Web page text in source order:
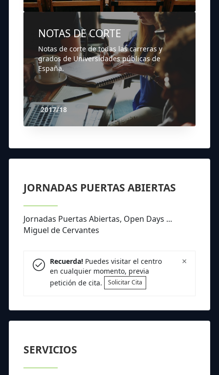
NOTAS DE CORTE
Notas de corte de todas las carreras y
grados de Universidades públicas de
España.
2017/18
JORNADAS PUERTAS ABIERTAS
Jornadas Puertas Abiertas, Open Days ...
Miguel de Cervantes
×
Recuerda!Puedes visitar el centro
en cualquier momento, previa
petición de cita.
Solicitar Cita
SERVICIOS